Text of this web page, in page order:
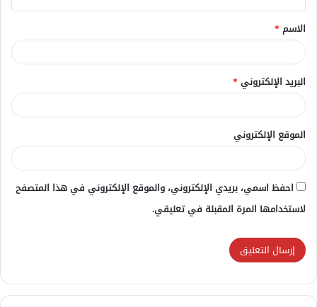
ق
*
الاسم *
البريد الإلكتروني *
الموقع الإلكتروني
احفظ اسمي، بريدي الإلكتروني، والموقع الإلكتروني في هذا المتصفح
لاستخدامها المرة المقبلة في تعليقي.